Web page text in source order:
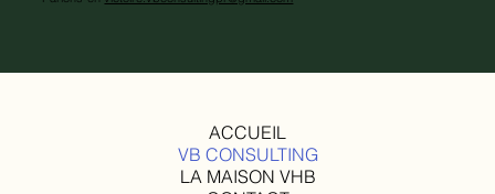
ACCUEIL
VB CONSULTING
LA MAISON VHB